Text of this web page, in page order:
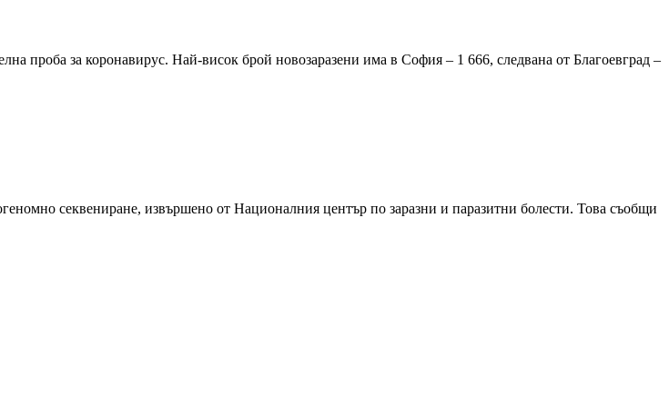
проба за коронавирус. Най-висок брой новозаразени има в София – 1 666, следвана от Благоевград –
секвениране, извършено от Националния център по заразни и паразитни болести. Това съобщи